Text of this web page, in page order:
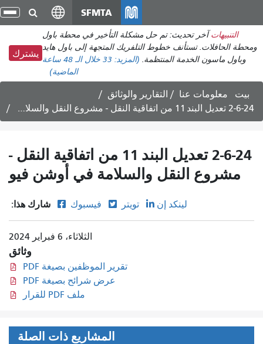
انتقل
إلى
المحتوى
الرئيسي
SFMTA
التنبيهات آخر تحديث: تم حل مشكلة التأخير في محطة باول
ومحطة الحافلات. تستأنف خطوط التلفريك المتجهة إلى باول هايد
وباول ماسون الخدمة المنتظمة. (المزيد: 33
خلال الـ 48 ساعة
الماضية)
يشترك
بيت معلومات عنا
التقارير والوثائق
2-6-24 تعديل البند 11 من اتفاقية النقل - مشروع النقل والسلامة في أوشن فيو
2-6-24 تعديل البند 11 من اتفاقية النقل -
مشروع النقل والسلامة في أوشن فيو
شارك هذا: فيسبوك تويتر لينكد إن
الثلاثاء، 6 فبراير 2024
وثائق
تقرير الموظفين بصيغة PDF
عرض شرائح بصيغة PDF
ملف PDF للقرار
المشاريع ذات الصلة